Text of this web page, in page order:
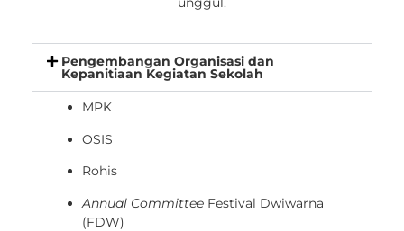
Pengembangan Organisasi dan
Kepanitiaan Kegiatan Sekolah
MPK
OSIS
Rohis
Annual Committee Festival Dwiwarna
(FDW)